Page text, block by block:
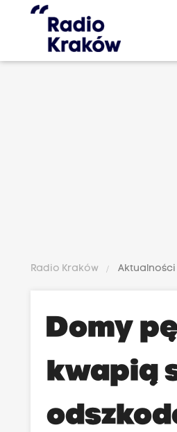
Radio Kraków Aktualności
Domy
kwapią